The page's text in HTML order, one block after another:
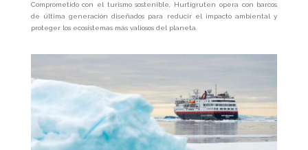
Comprometido con el turismo sostenible, Hurtigruten opera con barcos
de última generación diseñados para reducir el impacto ambiental y
proteger los ecosistemas más valiosos del planeta.